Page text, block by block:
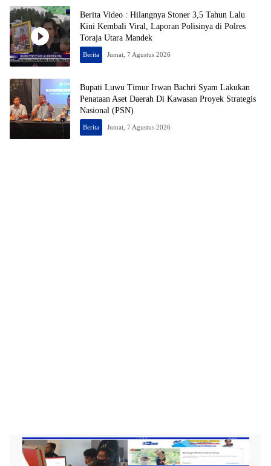
Berita Video : Hilangnya Stoner 3,5 Tahun Lalu
Kini Kembali Viral, Laporan Polisinya di Polres
Toraja Utara Mandek
Berita Jumat, 7 Agustus 2026
Bupati Luwu Timur Irwan Bachri Syam Lakukan
Penataan Aset Daerah Di Kawasan Proyek Strategis
Nasional (PSN)
Berita Jumat, 7 Agustus 2026